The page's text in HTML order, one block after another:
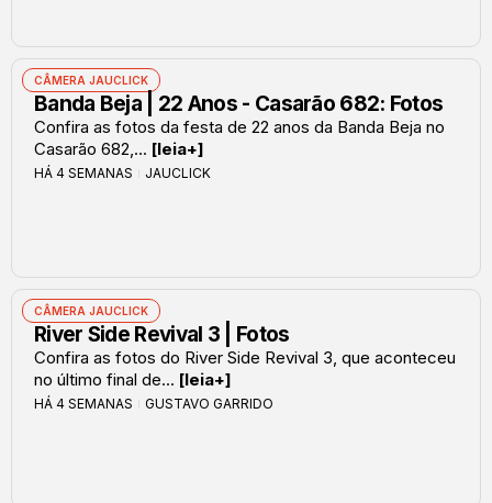
CÂMERA JAUCLICK
Banda Beja | 22 Anos - Casarão 682: Fotos
Confira as fotos da festa de 22 anos da Banda Beja no
Casarão 682,... [leia+]
HÁ 4 SEMANAS JAUCLICK
CÂMERA JAUCLICK
River Side Revival 3 | Fotos
Confira as fotos do River Side Revival 3, que aconteceu
no último final de... [leia+]
HÁ 4 SEMANAS GUSTAVO GARRIDO